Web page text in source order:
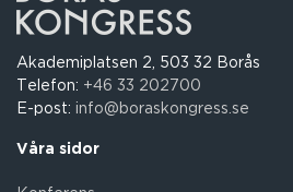
Akademiplatsen 2, 503 32 Borås
Telefon: +46 33 202700
E-post: info@boraskongress.se
Våra sidor